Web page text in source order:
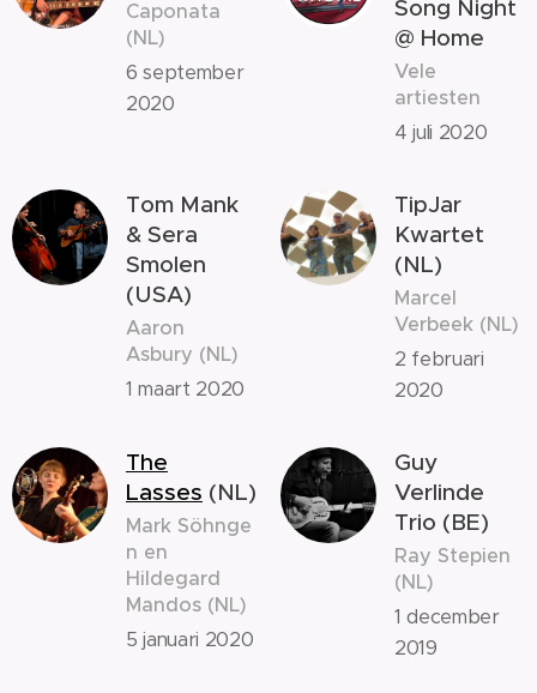
Caponata
(NL)
6 september
2020
Song Night
@ Home
Vele
artiesten
4 juli 2020
Tom Mank
& Sera
Smolen
(USA)
Aaron
Asbury (NL)
1 maart 2020
TipJar
Kwartet
(NL)
Marcel
Verbeek (NL)
2 februari
2020
The
Lasses (NL)
Mark Söhnge
n en
Hildegard
Mandos (NL)
5 januari 2020
Guy
Verlinde
Trio (BE)
Ray Stepien
(NL)
1 december
2019